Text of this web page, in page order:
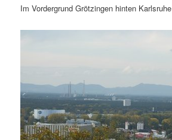
Im Vordergrund Grötzingen hinten Karlsruhe